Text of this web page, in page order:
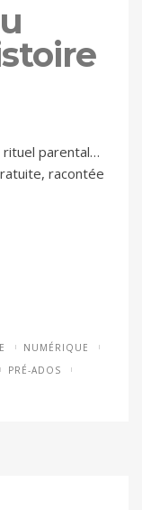
rituel parental…
racontée
NUMÉRIQUE
PRÉ-ADOS